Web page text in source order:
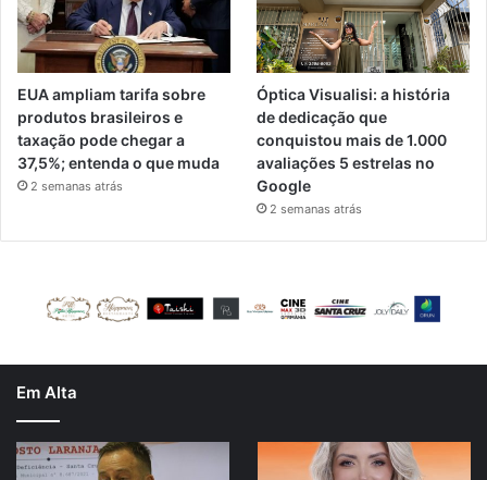
EUA ampliam tarifa sobre
produtos brasileiros e
taxação pode chegar a
37,5%; entenda o que muda
2 semanas atrás
Óptica Visualisi: a história
de dedicação que
conquistou mais de 1.000
avaliações 5 estrelas no
Google
2 semanas atrás
Em Alta